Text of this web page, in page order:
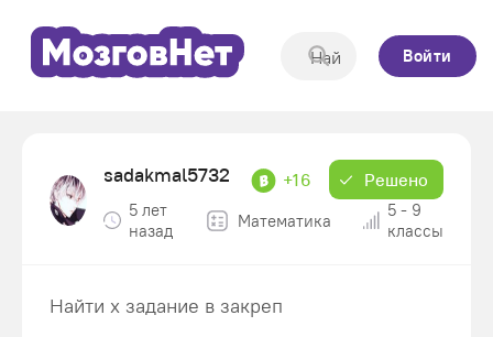
Войти
sadakmal5732 +16 Решено
5 лет
назад
Математика
5 - 9
классы
Найти x задание в закреп​